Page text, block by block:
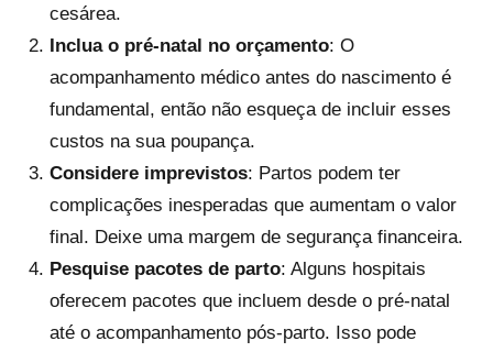
cesárea.
Inclua o pré-natal no orçamento: O
acompanhamento médico antes do nascimento é
fundamental, então não esqueça de incluir esses
custos na sua poupança.
Considere imprevistos: Partos podem ter
complicações inesperadas que aumentam o valor
final. Deixe uma margem de segurança financeira.
Pesquise pacotes de parto: Alguns hospitais
oferecem pacotes que incluem desde o pré-natal
até o acompanhamento pós-parto. Isso pode